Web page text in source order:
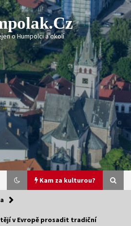
o Humpolci a okolí
Kam za kulturou?
v Evropě prosadit tradiční